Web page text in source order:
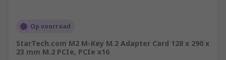
Op voorraad
StarTech.com M2 M-Key M.2 Adapter Card 128 x 290 x
23 mm M.2 PCIe, PCIe x16